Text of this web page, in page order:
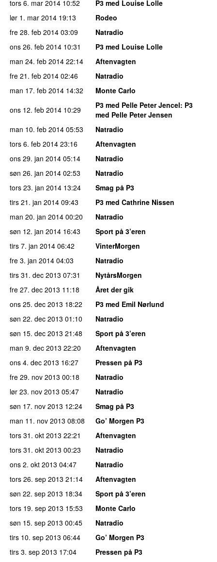
tors 6. mar 2014 10:52
P3 med Louise Lolle
lør 1. mar 2014 19:13
Rodeo
fre 28. feb 2014 03:09
Natradio
ons 26. feb 2014 10:31
P3 med Louise Lolle
man 24. feb 2014 22:14
Aftenvagten
fre 21. feb 2014 02:46
Natradio
man 17. feb 2014 14:32
Monte Carlo
ons 12. feb 2014 10:29 P3 med Pelle Peter Jencel: P3
med Pelle Peter Jensen
man 10. feb 2014 05:53
Natradio
tors 6. feb 2014 23:16
Aftenvagten
ons 29. jan 2014 05:14
Natradio
søn 26. jan 2014 02:53
Natradio
tors 23. jan 2014 13:24
Smag på P3
tirs 21. jan 2014 09:43
P3 med Cathrine Nissen
man 20. jan 2014 00:20
Natradio
søn 12. jan 2014 16:43
Sport på 3’eren
tirs 7. jan 2014 06:42
VinterMorgen
fre 3. jan 2014 04:03
Natradio
tirs 31. dec 2013 07:31
NytårsMorgen
fre 27. dec 2013 11:18
Året der gik
ons 25. dec 2013 18:22
P3 med Emil Nørlund
søn 22. dec 2013 01:10
Natradio
søn 15. dec 2013 21:48
Sport på 3’eren
man 9. dec 2013 22:20
Aftenvagten
ons 4. dec 2013 16:27
Pressen på P3
fre 29. nov 2013 00:18
Natradio
lør 23. nov 2013 05:47
Natradio
søn 17. nov 2013 12:24
Smag på P3
man 11. nov 2013 08:08
Go’ Morgen P3
tors 31. okt 2013 22:21
Aftenvagten
tors 31. okt 2013 00:23
Natradio
ons 2. okt 2013 04:47
Natradio
tors 26. sep 2013 21:14
Aftenvagten
søn 22. sep 2013 18:34
Sport på 3’eren
tors 19. sep 2013 15:53
Monte Carlo
søn 15. sep 2013 00:45
Natradio
tirs 10. sep 2013 06:44
Go’ Morgen P3
tirs 3. sep 2013 17:04
Pressen på P3